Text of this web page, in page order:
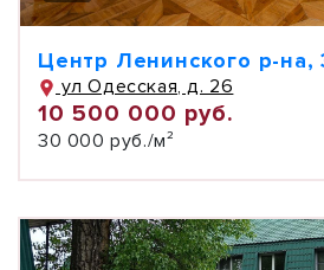
Центр Ленинского р-на,
ул Одесская, д. 26
10 500 000 руб.
30 000 руб./м²